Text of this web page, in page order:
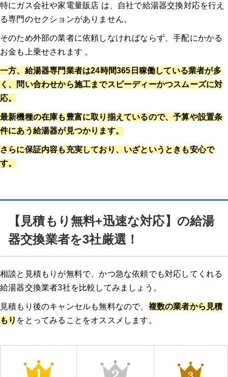
特にガス会社や家電量販店 は、自社で給湯器交換対応を行え
る専門のセクションがありません。
そのため外部の業者に依頼しなければならず、手配にかかる
お金も上乗せされます 。
一方、給湯器専門業者は24時間365日稼働している業者が多
く、問い合わせから施工までスピーディーかつスムーズに対
応。
最新機種の在庫も豊富に取り揃えているので、予算や設置条
件にあう給湯器が見つかります。
さらに保証内容も充実しており、いざというときも安心で
す。
【見積もり無料+迅速な対応】の給湯
器交換業者を3社厳選！
相談と見積もりが無料で、かつ急な依頼でも対応してくれる
給湯器交換業者3社を比較してみましょう。
見積もり後のキャンセルも無料なので、 複数の業者から見積
もり をとってみることをオススメします。